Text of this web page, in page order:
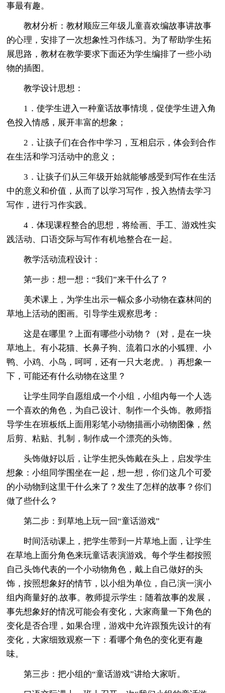
事最有趣。
教材分析：教材顺应三年级儿童喜欢编故事讲故事
的心理，安排了一次想象性习作练习。为了帮助学生拓
展思路，教材在教学要求下面还为学生编排了一些小动
物的插图。
教学设计思想：
1．使学生进入一种童话故事情境，促使学生进入角
色投入情感，展开丰富的想象；
2．让孩子们在合作中学习，互相启示，体会到合作
在生活和学习活动中的意义；
3．让孩子们从三年级开始就能够感受到写作在生活
中的意义和价值，从而了以学习写作，投入热情去学习
写作，进行习作实践。
4．体现课程整合的思想，将绘画、手工、游戏性实
践活动、口语交际与写作有机地整合在一起。
教学活动流程设计：
第一步：想一想：“我们”来干什么了？
美术课上，为学生出示一幅众多小动物在森林间的
草地上活动的图画。引导学生观察思考：
这是在哪里？上面有哪些小动物？（对，是在一块
草地上。有小花猫、长鼻子狗、流着口水的小狐狸、小
鸭、小鸡、小鸟，呵呵，还有一只大老虎。）再想象一
下，可能还有什么动物在这里？
让学生同学自愿组成一个小组，小组内每一个人选
一个喜欢的角色，为自己设计、制作一个头饰。教师指
导学生在班板纸上面用彩笔小动物描画小动物图像，然
后剪、粘贴、扎制，制作成一个漂亮的头饰。
头饰做好以后，让学生把头饰戴在头上，启发学生
想象：小组同学围坐在一起，想一想，你们这几个可爱
的小动物到这里干什么来了？发生了怎样的故事？你们
做了些什么？
第二步：到草地上玩一回“童话游戏”
时间活动课上，把学生带到一片草地上面，让学生
在草地上面分角色来玩童话表演游戏。每个学生都按照
自己头饰代表的一个小动物角色，戴上自己做好的头
饰，按照想象好的情节，以小组为单位，自己演一演小
组内商量好的.故事。教师提示学生：随着故事的发展，
事先想象好的情况可能会有变化，大家商量一下角色的
变化是否合理，如果合理，游戏中允许跟预先设计的有
变化，大家细致观察一下：看哪个角色的变化更有趣
味。
第三步：把小组的“童话游戏”讲给大家听。